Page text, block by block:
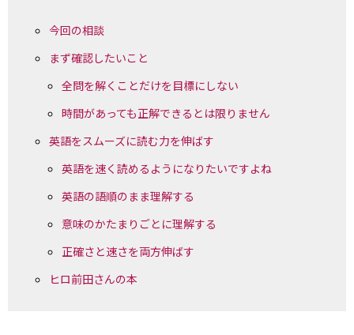
今回の相談
まず確認したいこと
全問を解くことだけを目標にしない
時間があっても正解できるとは限りません
英語をスムーズに読む力を伸ばす
英語を速く読めるようになりたいですよね
英語の語順のまま理解する
意味のかたまりごとに理解する
正確さと速さを両方伸ばす
ヒロ前田さんの本